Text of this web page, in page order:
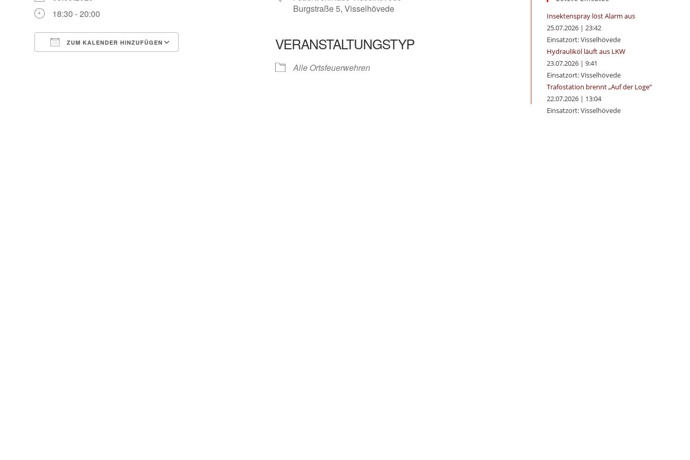
18:30 - 20:00
ZUM KALENDER HINZUFÜGEN
Burgstraße 5, Visselhövede
VERANSTALTUNGSTYP
Alle Ortsfeuerwehren
Insektenspray löst Alarm aus
25.07.2026| 23:42
Einsatzort: Visselhövede
Hydrauliköl läuft aus LKW
23.07.2026| 9:41
Einsatzort: Visselhövede
Trafostation brennt „Auf der Loge“
22.07.2026| 13:04
Einsatzort: Visselhövede